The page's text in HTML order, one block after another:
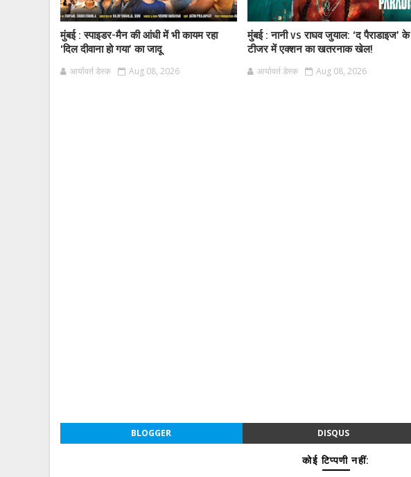
मुंबई : स्पाइडर-मैन की आंधी में भी कायम रहा
‘दिल दीवाना हो गया’ का जादू
आर्यावर्त डेस्क Aug 08, 2026
मुंबई : नानी vs राघव जुयाल: ‘द पैराडाइज’ के
टीजर में एक्शन का खतरनाक खेल!
आर्यावर्त डेस्क Aug 08, 2026
BLOGGER DISQUS
कोई टिप्पणी नहीं: